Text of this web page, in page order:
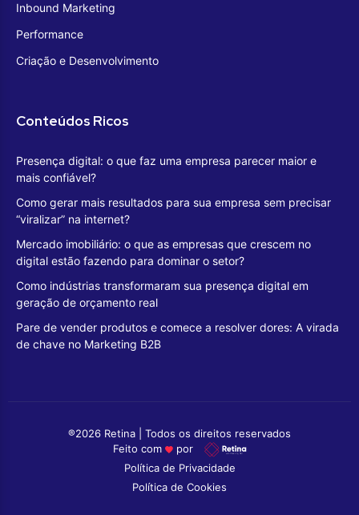
Inbound Marketing
Performance
Criação e Desenvolvimento
Conteúdos Ricos
Presença digital: o que faz uma empresa parecer maior e
mais confiável?
Como gerar mais resultados para sua empresa sem precisar
“viralizar” na internet?
Mercado imobiliário: o que as empresas que crescem no
digital estão fazendo para dominar o setor?
Como indústrias transformaram sua presença digital em
geração de orçamento real
Pare de vender produtos e comece a resolver dores: A virada
de chave no Marketing B2B
®2026 Retina | Todos os direitos reservados
Feito com
por
Política de Privacidade
Política de Cookies